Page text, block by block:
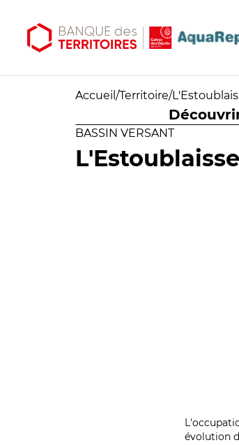
Accueil /Territoire/
BASSIN VERSANT
L'Estoublaisse
évolution